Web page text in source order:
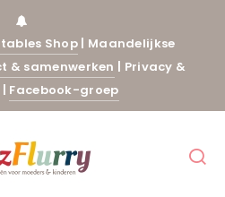
Shop | Maandelijkse
& samenwerken | Privacy &
| Facebook-groep